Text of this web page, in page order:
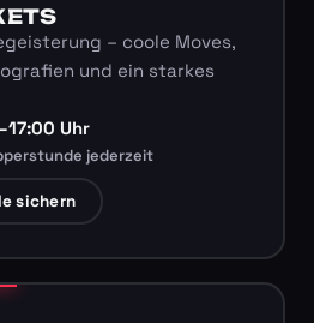
– coole Moves,
und ein starkes
Uhr
jederzeit
sichern